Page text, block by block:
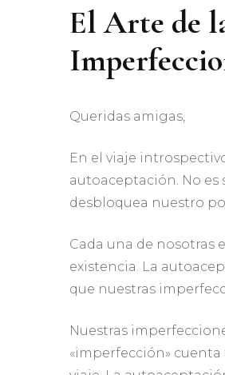
El Arte de
Queridas amigas,
En el viaje
autoaceptación. No
desbloquea nuestro
Cada una de nosotras
existencia. La
que nuestras
Nuestras
«imperfección»